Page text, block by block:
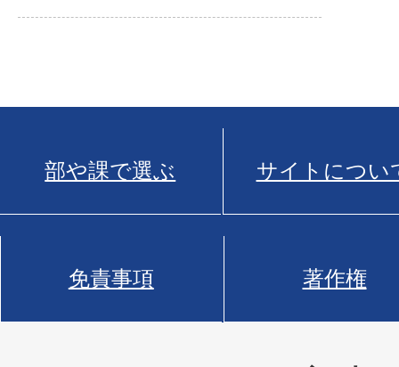
部や課で選ぶ サイトについ
免責事項 著作権